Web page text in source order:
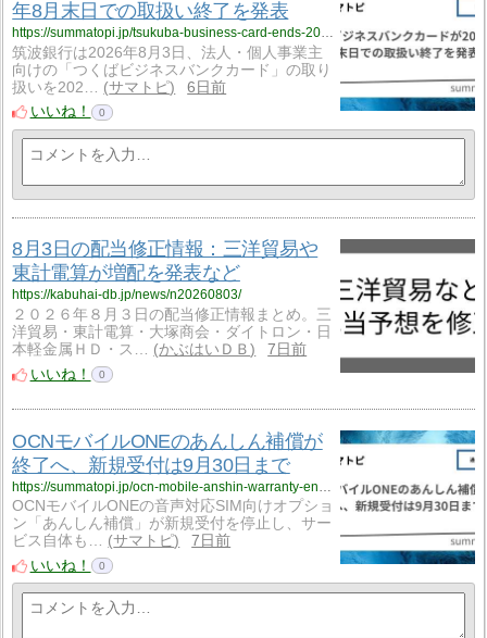
年8月末日での取扱い終了を発表
https://summatopi.jp/tsukuba-business-card-ends-2028/
筑波銀行は2026年8月3日、法人・個人事業主
向けの「つくばビジネスバンクカード」の取り
扱いを202…
サマトピ
6日前
いいね！
0
8月3日の配当修正情報：三洋貿易や
東計電算が増配を発表など
https://kabuhai-db.jp/news/n20260803/
２０２６年８月３日の配当修正情報まとめ。三
洋貿易・東計電算・大塚商会・ダイトロン・日
本軽金属ＨＤ・ス…
かぶはいＤＢ
7日前
いいね！
0
OCNモバイルONEのあんしん補償が
終了へ、新規受付は9月30日まで
OCNモバイルONEの音声対応SIM向けオプショ
ン「あんしん補償」が新規受付を停止し、サー
ビス自体も…
サマトピ
7日前
いいね！
0